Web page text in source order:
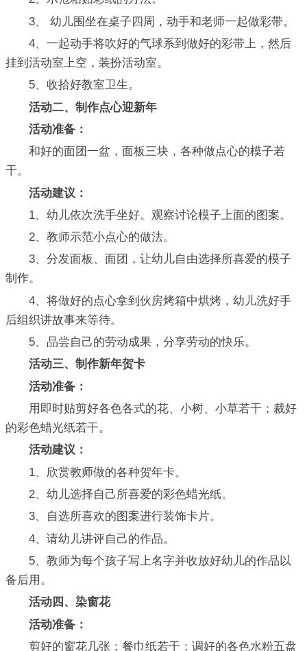
3、 幼儿围坐在桌子四周，动手和老师一起做彩带。
4、一起动手将吹好的气球系到做好的彩带上，然后
挂到活动室上空，装扮活动室。
5、收拾好教室卫生。
活动二、制作点心迎新年
活动准备：
和好的面团一盆，面板三块，各种做点心的模子若
干。
活动建议：
1、幼儿依次洗手坐好。观察讨论模子上面的图案。
2、教师示范小点心的做法。
3、分发面板、面团，让幼儿自由选择所喜爱的模子
制作。
4、将做好的点心拿到伙房烤箱中烘烤，幼儿洗好手
后组织讲故事来等待。
5、品尝自己的劳动成果，分享劳动的快乐。
活动三、制作新年贺卡
活动准备：
用即时贴剪好各色各式的花、小树、小草若干；裁好
的彩色蜡光纸若干。
活动建议：
1、欣赏教师做的各种贺年卡。
2、幼儿选择自己所喜爱的彩色蜡光纸。
3、自选所喜欢的图案进行装饰卡片。
4、请幼儿讲评自己的作品。
5、教师为每个孩子写上名字并收放好幼儿的作品以
备后用。
活动四、染窗花
活动准备：
剪好的窗花几张；餐巾纸若干；调好的各色水粉五盘